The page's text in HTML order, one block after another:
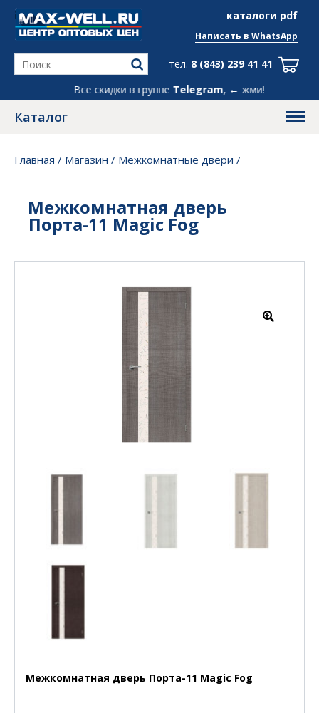
каталоги pdf
info@max-well.ru
Все скидки в группеTelegram, ← жми!
Написать в WhatsApp
тел. 8 (843) 239 41 41
Каталог
Главная / Магазин / Межкомнатные двери /
Межкомнатная дверь
Порта-11 Magic Fog
Межкомнатная дверь Порта-11 Magic Fog